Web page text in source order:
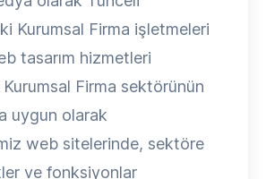
Kurumsal Firma işletmeleri
tasarım hizmetleri
Firma sektörünün
uygun olarak
web sitelerinde, sektöre
ve fonksiyonlar